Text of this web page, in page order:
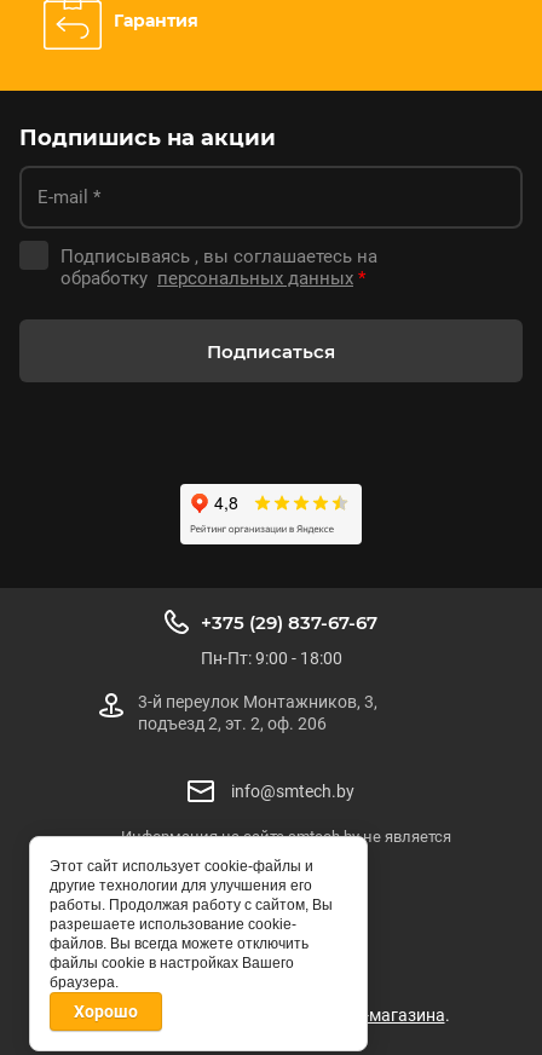
Гарантия
Подпишись на акции
Подписываясь , вы соглашаетесь на
обработку персональных данных *
Подписаться
SMTECH.BY
© ООО "СМТЕХ-БЕЛ"
+375 (29) 837-67-67
Пн-Пт: 9:00 - 18:00
3-й переулок Монтажников, 3,
подъезд 2, эт. 2, оф. 206
info@smtech.by
Информация на сайте smtech.by не является
публичной офертой
Мegagroup.by - создание интернет-магазина.
Этот сайт использует cookie-файлы и
другие технологии для улучшения его
работы. Продолжая работу с сайтом, Вы
разрешаете использование cookie-
файлов. Вы всегда можете отключить
файлы cookie в настройках Вашего
браузера.
Хорошо